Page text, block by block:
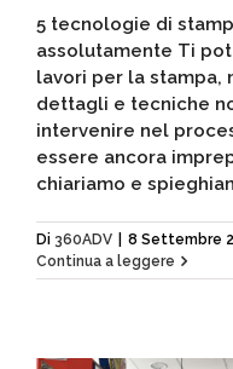
5 tecnologie di
assolutamente Ti
lavori per la stampa,
dettagli e tecniche
intervenire nel
essere ancora
chiariamo e
Di 360ADV 8 Settembre
Continua a leggere